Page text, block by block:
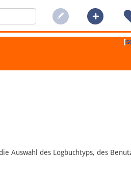
[
Auswahl des Logbuchtyps, des